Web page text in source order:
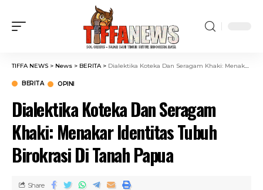
TIFFA NEWS > News > BERITA> Dialektika Koteka Dan Seragam Khaki: Menakar Identitas Tubuh Birokrasi Di Tanah Papua
BERITA OPINI
Dialektika Koteka Dan Seragam
Khaki: Menakar Identitas Tubuh
Birokrasi Di Tanah Papua
Share